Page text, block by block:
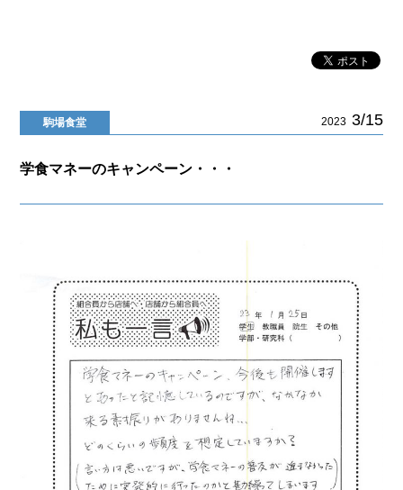
駒場食堂 2023 3/15
学食マネーのキャンペーン・・・